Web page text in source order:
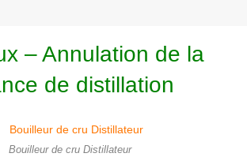
– Annulation de la
de distillation
Bouilleur de cru Distillateur